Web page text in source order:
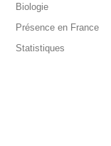
Biologie
Présence en France
Statistiques